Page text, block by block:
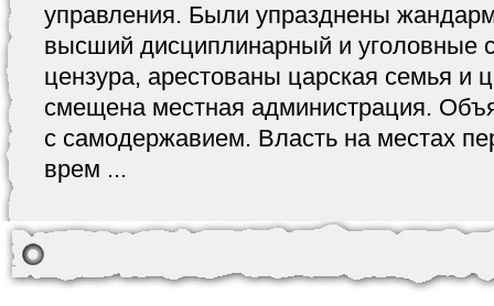
управления. Были упразднены
высший дисциплинарный и уголовные
цензура, арестованы царская семья и
смещена местная администрация.
с самодержавием. Власть на местах
врем ...